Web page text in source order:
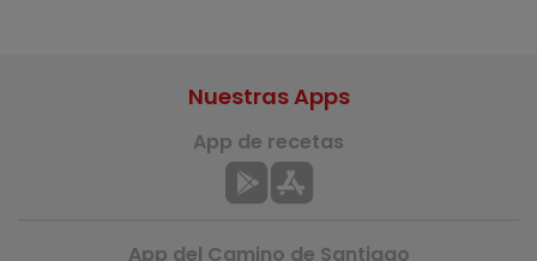
Nuestras Apps
App de recetas
App del Camino de Santiago